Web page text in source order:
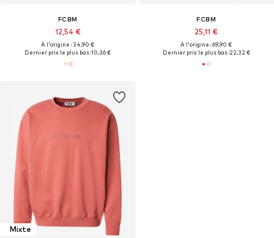
FCBM
12,54 €
À l'origine : 34,90 €
Dernier prix le plus bas :10,36 €
FCBM
25,11 €
À l'origine : 69,90 €
Dernier prix le plus bas :22,32 €
Mixte